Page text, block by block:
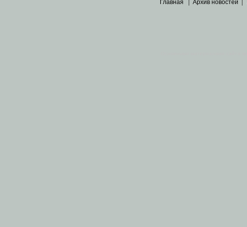
Главная Архив новостей